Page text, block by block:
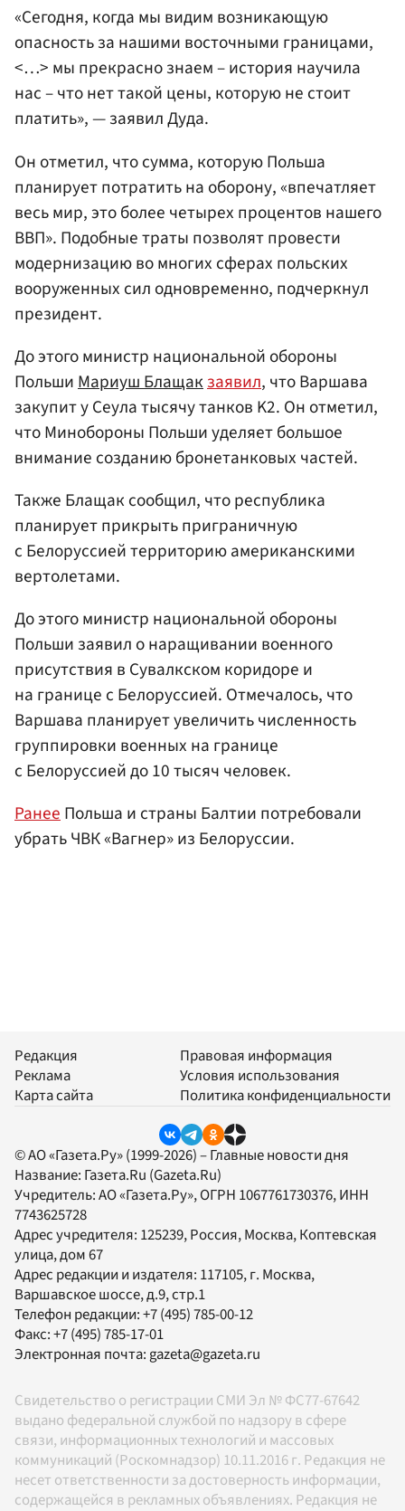
«Сегодня, когда мы видим возникающую
опасность за нашими восточными границами,
<…> мы прекрасно знаем – история научила
нас – что нет такой цены, которую не стоит
платить», — заявил Дуда.
Он отметил, что сумма, которую Польша
планирует потратить на оборону, «впечатляет
весь мир, это более четырех процентов нашего
ВВП». Подобные траты позволят провести
модернизацию во многих сферах польских
вооруженных сил одновременно, подчеркнул
президент.
До этого министр национальной обороны
ПольшиМариуш Блащакзаявил, что Варшава
закупит у Сеула тысячу танков K2. Он отметил,
что Минобороны Польши уделяет большое
внимание созданию бронетанковых частей.
Также Блащак сообщил, что республика
планирует прикрыть приграничную
с Белоруссией территорию американскими
вертолетами.
До этого министр национальной обороны
Польши заявил о наращивании военного
присутствия в Сувалкском коридоре и
на границе с Белоруссией. Отмечалось, что
Варшава планирует увеличить численность
группировки военных на границе
с Белоруссией до 10 тысяч человек.
РанееПольша и страны Балтии потребовали
убрать ЧВК «Вагнер» из Белоруссии.
Редакция
Реклама
Карта сайта
Правовая информация
Условия использования
Политика конфиденциальности
© АО «Газета.Ру» (1999-2026) – Главные новости дня
Название: Газета.Ru (Gazeta.Ru)
Учредитель:АО «Газета.Ру», ОГРН 1067761730376, ИНН
7743625728
Адрес учредителя: 125239, Россия, Москва, Коптевская
улица, дом 67
Адрес редакции и издателя: 117105, г. Москва,
Варшавское шоссе, д.9, стр.1
Телефон редакции:+7 (495) 785-00-12
Факс:+7 (495) 785-17-01
Электронная почта: gazeta@gazeta.ru
Свидетельство о регистрации СМИ Эл № ФС77-67642
выдано федеральной службой по надзору в сфере
связи, информационных технологий и массовых
коммуникаций (Роскомнадзор) 10.11.2016 г. Редакция не
несет ответственности за достоверность информации,
содержащейся в рекламных объявлениях. Редакция не